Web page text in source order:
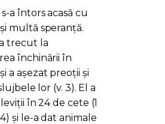
a întors acasă cu
multă speranță.
trecut la
închinării în
a așezat preoții și
lor (v. 3). El a
în 24 de cete (1
și le-a dat animale